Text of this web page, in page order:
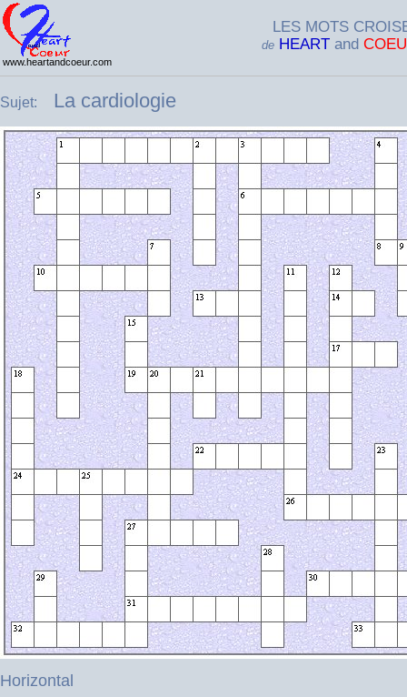
www.heartandcoeur.com
LES MOTS
de HEART and
Sujet: La cardiologie
Horizontal